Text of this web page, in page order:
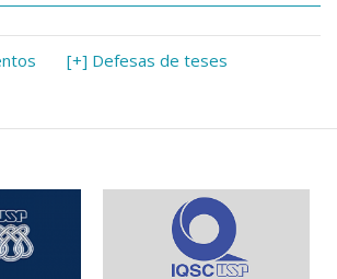
[+] Defesas de teses